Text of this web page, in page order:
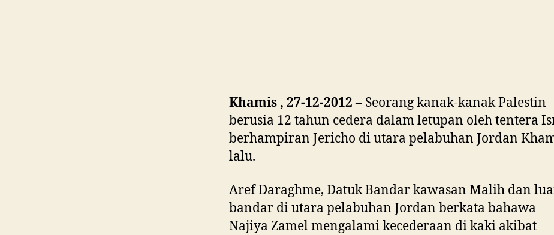
Khamis , 27-12-2012 – Seorang kanak-kanak Palestin
berusia 12 tahun cedera dalam letupan oleh tentera
berhampiran Jericho di utara pelabuhan Jordan
lalu.
Aref Daraghme, Datuk Bandar kawasan Malih dan
bandar di utara pelabuhan Jordan berkata bahawa
Najiya Zamel mengalami kecederaan di kaki akibat